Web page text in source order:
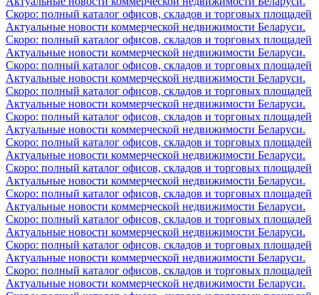
Скоро: полный каталог офисов, складов и торговых площадей
Актуальные новости коммерческой недвижимости Беларуси.
Скоро: полный каталог офисов, складов и торговых площадей
Актуальные новости коммерческой недвижимости Беларуси.
Скоро: полный каталог офисов, складов и торговых площадей
Актуальные новости коммерческой недвижимости Беларуси.
Скоро: полный каталог офисов, складов и торговых площадей
Актуальные новости коммерческой недвижимости Беларуси.
Скоро: полный каталог офисов, складов и торговых площадей
Актуальные новости коммерческой недвижимости Беларуси.
Скоро: полный каталог офисов, складов и торговых площадей
Актуальные новости коммерческой недвижимости Беларуси.
Скоро: полный каталог офисов, складов и торговых площадей
Актуальные новости коммерческой недвижимости Беларуси.
Скоро: полный каталог офисов, складов и торговых площадей
Актуальные новости коммерческой недвижимости Беларуси.
Скоро: полный каталог офисов, складов и торговых площадей
Актуальные новости коммерческой недвижимости Беларуси.
Скоро: полный каталог офисов, складов и торговых площадей
Актуальные новости коммерческой недвижимости Беларуси.
Скоро: полный каталог офисов, складов и торговых площадей
Актуальные новости коммерческой недвижимости Беларуси.